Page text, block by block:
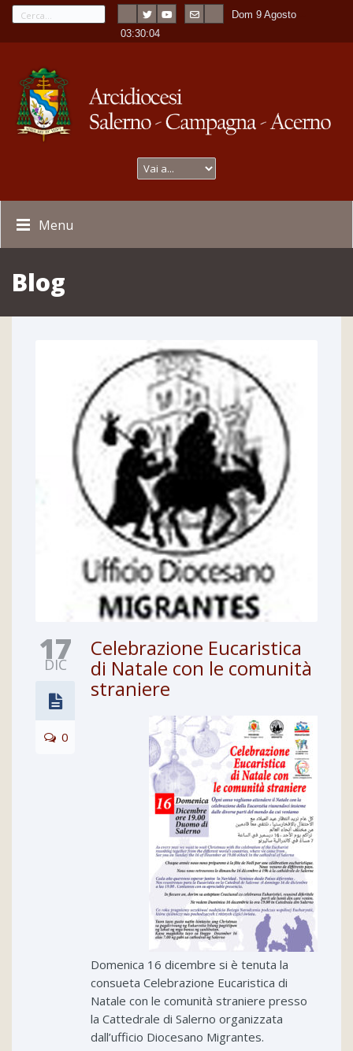
Dom 9 Agosto
-03:30:05
Menu
Blog
17
DIC
0
Celebrazione Eucaristica
di Natale con le comunità
straniere
Domenica 16 dicembre si è tenuta la
consueta Celebrazione Eucaristica di
Natale con le comunità straniere presso
la Cattedrale di Salerno organizzata
dall’ufficio Diocesano Migrantes.